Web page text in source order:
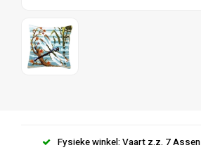
Fysieke winkel: Vaart z.z. 7 Assen